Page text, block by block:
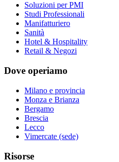
Soluzioni per PMI
Studi Professionali
Manifatturiero
Sanità
Hotel & Hospitality
Retail & Negozi
Dove operiamo
Milano e provincia
Monza e Brianza
Bergamo
Brescia
Lecco
Vimercate (sede)
Risorse